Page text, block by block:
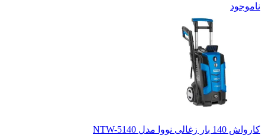
ناموجود
کارواش 140 بار زغالی نووا مدل NTW-5140